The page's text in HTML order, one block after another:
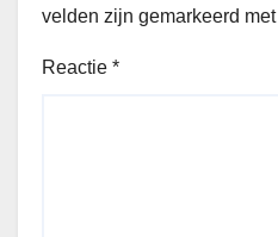
velden zijn gemarkeerd met
Reactie *